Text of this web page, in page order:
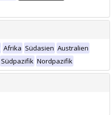
Afrika Südasien Australien
Südpazifik Nordpazifik